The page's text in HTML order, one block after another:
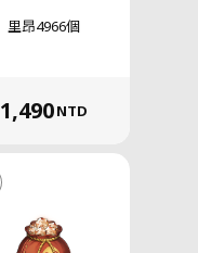
里昂4966個
1,490NTD